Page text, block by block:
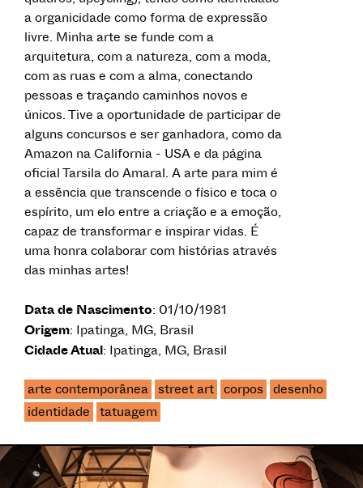
a organicidade como forma de expressão
livre. Minha arte se funde com a
arquitetura, com a natureza, com a moda,
com as ruas e com a alma, conectando
pessoas e traçando caminhos novos e
únicos. Tive a oportunidade de participar de
alguns concursos e ser ganhadora, como da
Amazon na California - USA e da página
oficial Tarsila do Amaral. A arte para mim é
a essência que transcende o físico e toca o
espírito, um elo entre a criação e a emoção,
capaz de transformar e inspirar vidas. É
uma honra colaborar com histórias através
das minhas artes!
Data de Nascimento: 01/10/1981
Origem: Ipatinga, MG, Brasil
Cidade Atual: Ipatinga, MG, Brasil
arte contemporânea street art corpos desenho
identidade
tatuagem